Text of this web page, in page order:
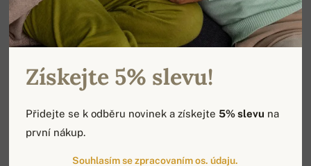
Získejte 5% slevu!
Přidejte se k odběru novinek a získejte5% slevu na
první nákup.
Souhlasím se zpracovaním os. údaju.